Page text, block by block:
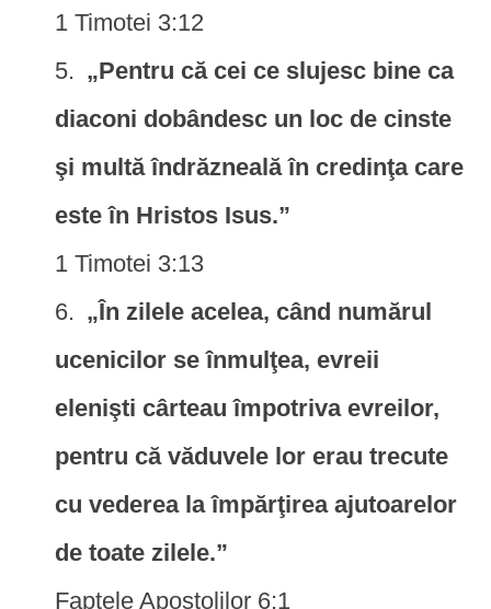
1 Timotei 3:12
„Pentru că cei ce slujesc bine ca
diaconi dobândesc un loc de cinste
şi multă îndrăzneală în credinţa care
este în Hristos Isus.”
1 Timotei 3:13
„În zilele acelea, când numărul
ucenicilor se înmulţea, evreii
elenişti cârteau împotriva evreilor,
pentru că văduvele lor erau trecute
cu vederea la împărţirea ajutoarelor
de toate zilele.”
Faptele Apostolilor 6:1